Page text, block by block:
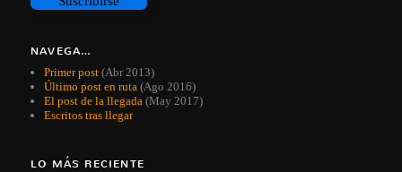
NAVEGA…
Primer post (Abr 2013)
Último post en ruta (Ago 2016)
El post de la llegada (May 2017)
Escritos tras llegar
LO MÁS RECIENTE